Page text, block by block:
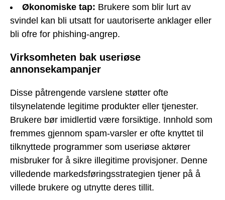
Økonomiske tap: Brukere som blir lurt av
svindel kan bli utsatt for uautoriserte anklager eller
bli ofre for phishing-angrep.
Virksomheten bak useriøse
annonsekampanjer
Disse påtrengende varslene støtter ofte
tilsynelatende legitime produkter eller tjenester.
Brukere bør imidlertid være forsiktige. Innhold som
fremmes gjennom spam-varsler er ofte knyttet til
tilknyttede programmer som useriøse aktører
misbruker for å sikre illegitime provisjoner. Denne
villedende markedsføringsstrategien tjener på å
villede brukere og utnytte deres tillit.